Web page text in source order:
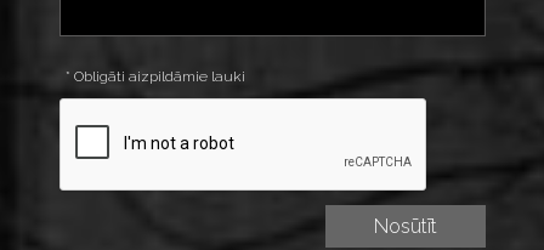
* Obligāti aizpildāmie lauki